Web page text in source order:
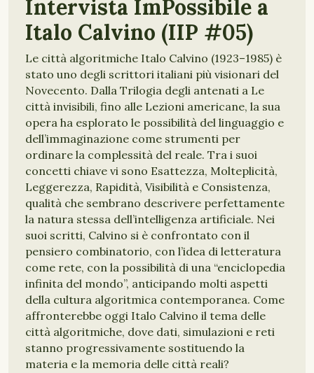
Intervista ImPossibile a
Italo Calvino (IIP #05)
Le città algoritmiche Italo Calvino (1923–1985) è
stato uno degli scrittori italiani più visionari del
Novecento. Dalla Trilogia degli antenati a Le
città invisibili, fino alle Lezioni americane, la sua
opera ha esplorato le possibilità del linguaggio e
dell’immaginazione come strumenti per
ordinare la complessità del reale. Tra i suoi
concetti chiave vi sono Esattezza, Molteplicità,
Leggerezza, Rapidità, Visibilità e Consistenza,
qualità che sembrano descrivere perfettamente
la natura stessa dell’intelligenza artificiale. Nei
suoi scritti, Calvino si è confrontato con il
pensiero combinatorio, con l’idea di letteratura
come rete, con la possibilità di una “enciclopedia
infinita del mondo”, anticipando molti aspetti
della cultura algoritmica contemporanea. Come
affronterebbe oggi Italo Calvino il tema delle
città algoritmiche, dove dati, simulazioni e reti
stanno progressivamente sostituendo la
materia e la memoria delle città reali?